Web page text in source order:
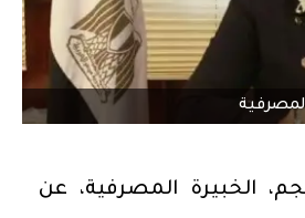
الخبيرة المصرفية، عن